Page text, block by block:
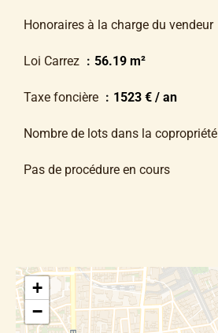
Honoraires à la charge du vendeur
Loi Carrez 56.19 m²
Taxe foncière 1523 € / an
Nombre de lots dans la copropriété
Pas de procédure en cours
+
−